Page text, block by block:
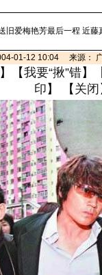
旧爱梅艳芳最后一程 近藤
01-12 10:04 来源：
】【我要“揪”错】
印 】 【 关闭